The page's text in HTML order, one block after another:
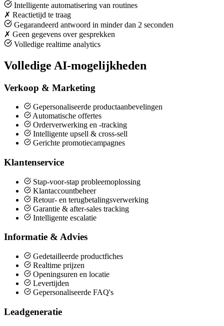
Intelligente automatisering van routines
✗ Reactietijd te traag
Gegarandeerd antwoord in minder dan 2 seconden
✗ Geen gegevens over gesprekken
Volledige realtime analytics
Volledige AI-mogelijkheden
Verkoop & Marketing
Gepersonaliseerde productaanbevelingen
Automatische offertes
Orderverwerking en -tracking
Intelligente upsell & cross-sell
Gerichte promotiecampagnes
Klantenservice
Stap-voor-stap probleemoplossing
Klantaccountbeheer
Retour- en terugbetalingsverwerking
Garantie & after-sales tracking
Intelligente escalatie
Informatie & Advies
Gedetailleerde productfiches
Realtime prijzen
Openingsuren en locatie
Levertijden
Gepersonaliseerde FAQ's
Leadgeneratie